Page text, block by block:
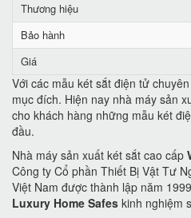
Thương hiệu
Bảo hành
Giá
Với các mẫu két sắt điện tử
mục đích. Hiện nay nhà máy sản
cho khách hàng những mẫu két
đầu.
Nhà máy sản xuất két sắt cao cấp
Công ty Cổ phần Thiết Bị Vật Tư
Việt Nam được thành lập năm
Luxury Home Safes kinh nghiệm